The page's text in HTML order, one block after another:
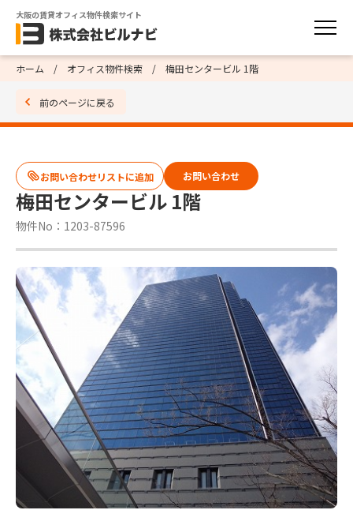
大阪の賃貸オフィス物件検索サイト
ホーム オフィス物件検索 梅田センタービル 1階
前のページに戻る
梅田センタービル 1階
物件No：1203-87596
お問い合わせ